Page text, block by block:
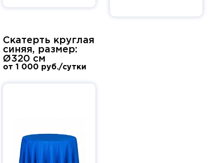
Скатерть круглая
синяя, размер:
Ø320 см
от 1 000 руб./сутки